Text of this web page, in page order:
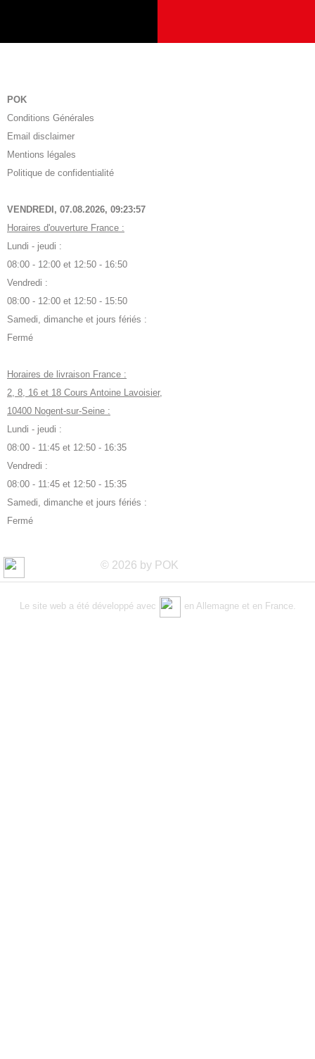
POK
Conditions Générales
Email disclaimer
Mentions légales
Politique de confidentialité
VENDREDI, 07.08.2026, 09:23:58
Horaires d'ouverture France :
Lundi - jeudi :
08:00 - 12:00 et 12:50 - 16:50
Vendredi :
08:00 - 12:00 et 12:50 - 15:50
Samedi, dimanche et jours fériés :
Fermé
Horaires de livraison France :
2, 8, 16 et 18 Cours Antoine Lavoisier,
10400 Nogent-sur-Seine :
Lundi - jeudi :
08:00 - 11:45 et 12:50 - 16:35
Vendredi :
08:00 - 11:45 et 12:50 - 15:35
Samedi, dimanche et jours fériés :
Fermé
© 2026 by POK
Le site web a été développé avec en Allemagne et en France.